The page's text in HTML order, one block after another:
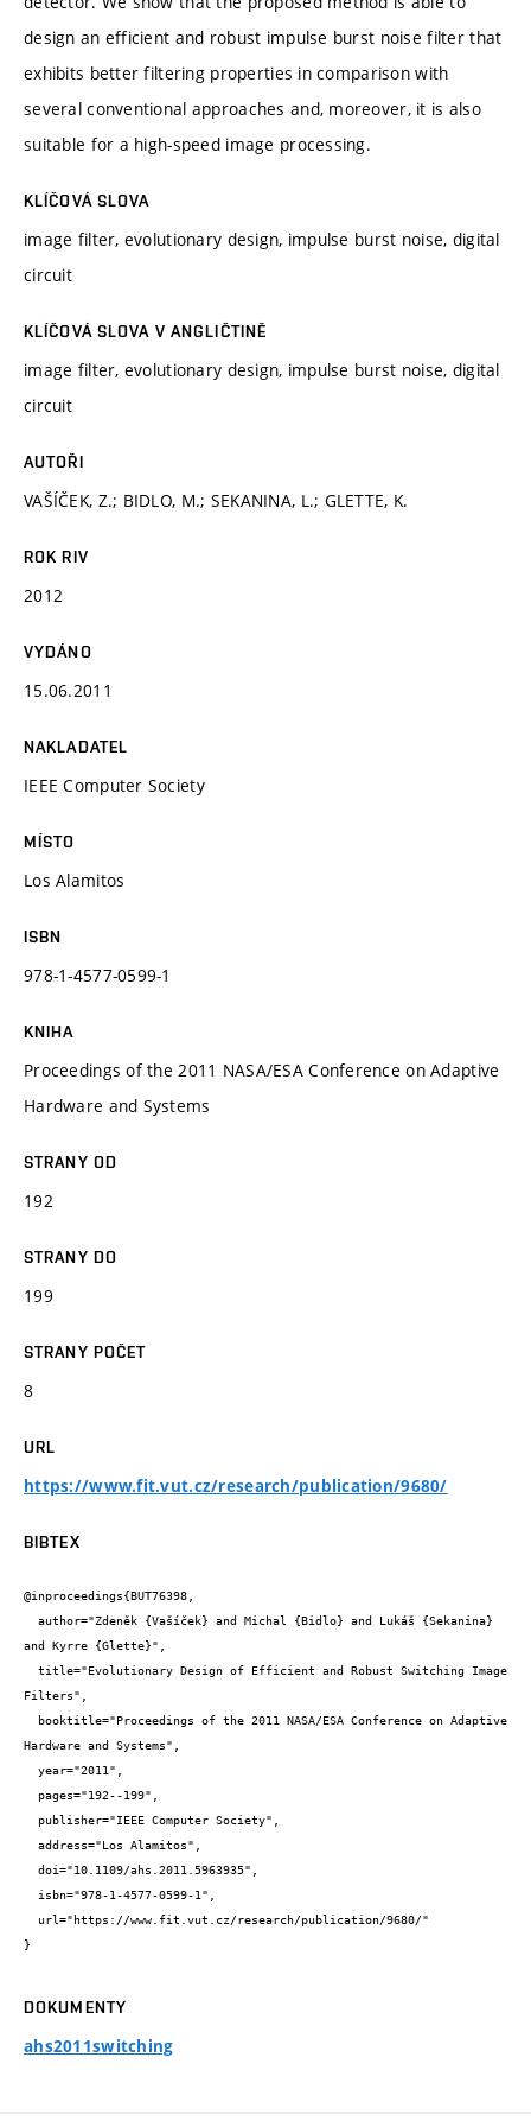
design an efficient and robust impulse burst noise filter that
exhibits better filtering properties in comparison with
several conventional approaches and, moreover, it is also
suitable for a high-speed image processing.
KLÍČOVÁ SLOVA
image filter, evolutionary design, impulse burst noise, digital
circuit
KLÍČOVÁ SLOVA V ANGLIČTINĚ
image filter, evolutionary design, impulse burst noise, digital
circuit
AUTOŘI
VAŠÍČEK, Z.; BIDLO, M.; SEKANINA, L.; GLETTE, K.
ROK RIV
2012
VYDÁNO
15.06.2011
NAKLADATEL
IEEE Computer Society
MÍSTO
Los Alamitos
ISBN
978-1-4577-0599-1
KNIHA
Proceedings of the 2011 NASA/ESA Conference on Adaptive
Hardware and Systems
STRANY OD
192
STRANY DO
199
STRANY POČET
8
URL
https://www.fit.vut.cz/research/publication/9680/
BIBTEX
@inproceedings{BUT76398,
and Kyrre {Glette}",
Filters",
Hardware and Systems",
}
DOKUMENTY
ahs2011switching